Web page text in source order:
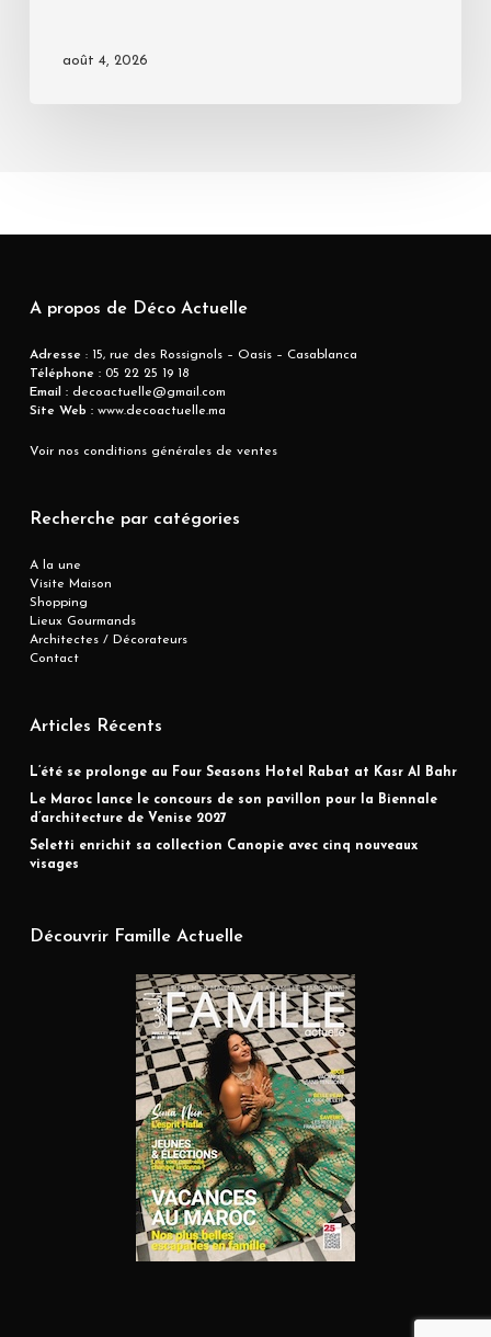
août 4, 2026
A propos de Déco Actuelle
Adresse : 15, rue des Rossignols – Oasis – Casablanca
Téléphone :05 22 25 19 18
Email :decoactuelle@gmail.com
Site Web :www.decoactuelle.ma
Voir nos conditions générales de ventes
Recherche par catégories
A la une
Visite Maison
Shopping
Lieux Gourmands
Architectes / Décorateurs
Contact
Articles Récents
L’été se prolonge au Four Seasons Hotel Rabat at Kasr Al Bahr
Le Maroc lance le concours de son pavillon pour la Biennale
d’architecture de Venise 2027
Seletti enrichit sa collection Canopie avec cinq nouveaux
visages
Découvrir Famille Actuelle